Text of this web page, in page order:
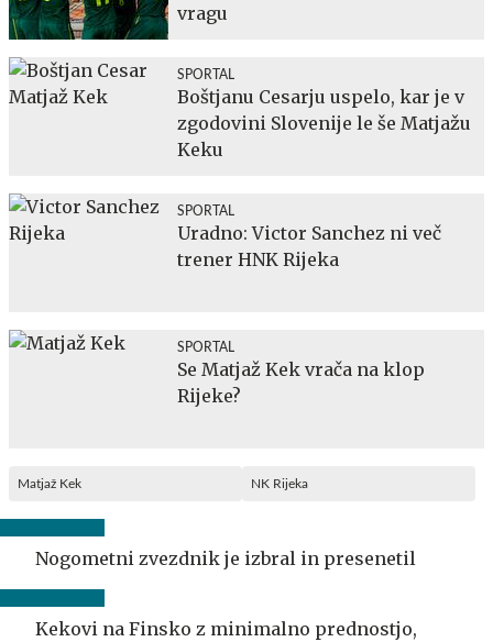
vragu
SPORTAL
Boštjanu Cesarju uspelo, kar je v
zgodovini Slovenije le še Matjažu
Keku
SPORTAL
Uradno: Victor Sanchez ni več
trener HNK Rijeka
SPORTAL
Se Matjaž Kek vrača na klop
Rijeke?
Matjaž Kek NK Rijeka
Nogometni zvezdnik je izbral in presenetil
Kekovi na Finsko z minimalno prednostjo,